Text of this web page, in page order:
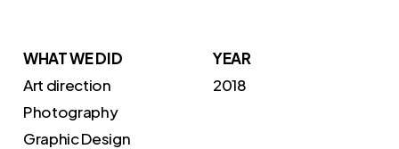
WHAT WE DID
Art direction
Photography
Graphic Design
YEAR
2018